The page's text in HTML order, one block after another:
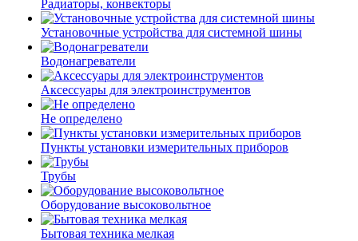
Радиаторы, конвекторы
Установочные устройства для системной шины
Водонагреватели
Аксессуары для электроинструментов
Не определено
Пункты установки измерительных приборов
Трубы
Оборудование высоковольтное
Бытовая техника мелкая